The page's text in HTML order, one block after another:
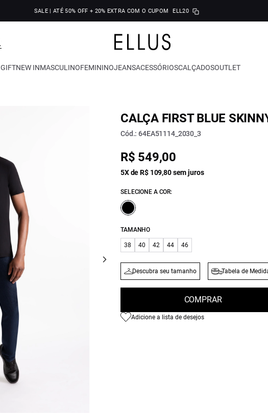
SALE | ATÉ 50% OFF + 20% EXTRA COM O CUPOM ELL20
GIFTNEW INMASCULINOFEMININOJEANSACESSÓRIOSCALÇADOSOUTLET
CALÇA FIRST BLUE
Cód.: 64EA51114_2030_3
R$ 549,00
5X de R$ 109,80 sem juros
SELECIONE A COR:
TAMANHO
38 40 42 44 46
Descubra seu tamanho Tabela de
COMPRAR
Adicione a lista de desejos